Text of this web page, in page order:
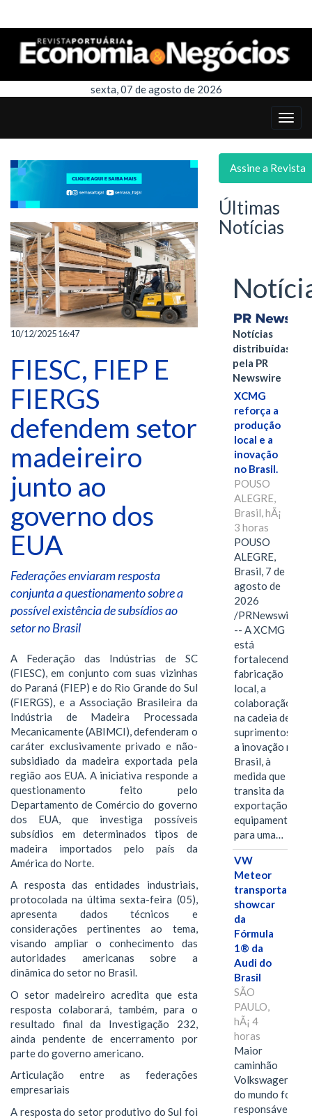
sexta, 07 de agosto de 2026
10/12/2025 16:47
FIESC, FIEP E
FIERGS
defendem setor
madeireiro
junto ao
governo dos
EUA
Federações enviaram resposta
conjunta a questionamento sobre a
possível existência de subsídios ao
setor no Brasil
A Federação das Indústrias de SC
(FIESC), em conjunto com suas vizinhas
do Paraná (FIEP) e do Rio Grande do Sul
(FIERGS), e a Associação Brasileira da
Indústria de Madeira Processada
Mecanicamente (ABIMCI), defenderam o
caráter exclusivamente privado e não-
subsidiado da madeira exportada pela
região aos EUA. A iniciativa responde a
questionamento feito pelo
Departamento de Comércio do governo
dos EUA, que investiga possíveis
subsídios em determinados tipos de
madeira importados pelo país da
América do Norte.
A resposta das entidades industriais,
protocolada na última sexta-feira (05),
apresenta dados técnicos e
considerações pertinentes ao tema,
visando ampliar o conhecimento das
autoridades americanas sobre a
dinâmica do setor no Brasil.
O setor madeireiro acredita que esta
resposta colaborará, também, para o
resultado final da Investigação 232,
ainda pendente de encerramento por
parte do governo americano.
Articulação entre as federações
empresariais
A resposta do setor produtivo do Sul foi
Assine a Revista
Últimas
Notícias
Notícias
distribuídas
pela PR
Newswire
XCMG
reforça a
produção
local e a
inovação
no Brasil.
POUSO
ALEGRE,
Brasil, hÃ¡
3 horas
POUSO
ALEGRE,
Brasil, 7 de
agosto de
2026
/PRNewswire/
-- A XCMG
está
fortalecendo a
fabricação
local, a
colaboração
na cadeia de
suprimentos e
a inovação no
Brasil, à
medida que
transita da
exportação de
equipamentos
para uma…
VW
Meteor
transporta
showcar
da
Fórmula
1® da
Audi do
Brasil
SÃO
PAULO,
hÃ¡ 4
horas
Maior
caminhão
Volkswagen
do mundo foi
responsável